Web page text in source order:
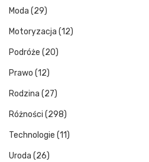
Moda (29)
Motoryzacja (12)
Podróże (20)
Prawo (12)
Rodzina (27)
Różności (298)
Technologie (11)
Uroda (26)